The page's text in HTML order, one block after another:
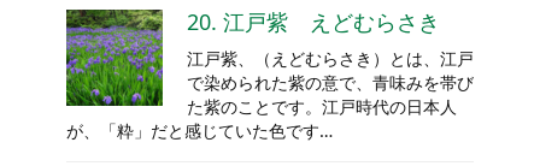
20. 江戸紫 えどむらさき
江戸紫、（えどむらさき）とは、江戸
で染められた紫の意で、青味みを帯び
た紫のことです。江戸時代の日本人
が、「粋」だと感じていた色です…